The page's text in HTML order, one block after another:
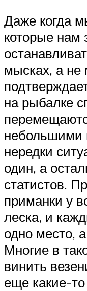
Даже когда
которые нам
мысках, а
на рыбалке
небольшими
нередки
один, а
статистов.
приманки у
леска, и
одно место,
Многие в
винить
еще какие-